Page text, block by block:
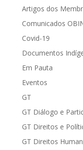
Artigos dos
Comunicados
Covid-19
Documentos
Em Pauta
Eventos
GT
GT Diálogo e
GT Direitos e
GT Direitos